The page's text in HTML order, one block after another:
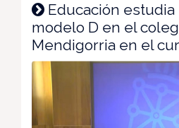
Educación
modelo D en el
Mendigorria en el